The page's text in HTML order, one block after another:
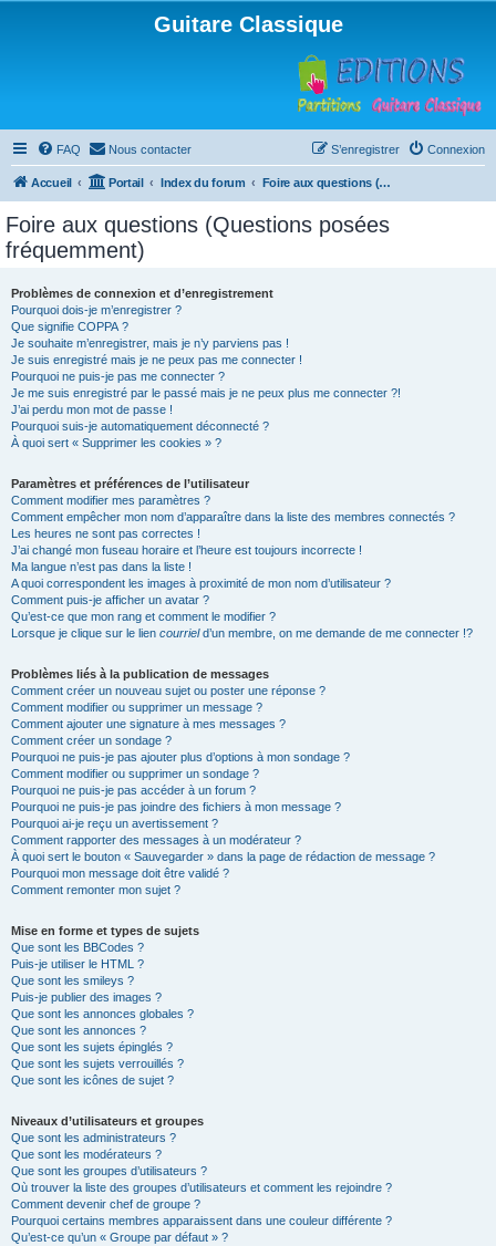
Guitare Classique
FAQ Nous contacter Connexion
S’enregistrer
Accueil Portail Index du forum Foire aux questions (Questions posées fréquemment)
Foire aux questions (Questions posées
fréquemment)
Problèmes de connexion et d’enregistrement
Pourquoi dois-je m’enregistrer ?
Que signifie COPPA ?
Je souhaite m’enregistrer, mais je n’y parviens pas !
Je suis enregistré mais je ne peux pas me connecter !
Pourquoi ne puis-je pas me connecter ?
Je me suis enregistré par le passé mais je ne peux plus me connecter ?!
J’ai perdu mon mot de passe !
Pourquoi suis-je automatiquement déconnecté ?
À quoi sert « Supprimer les cookies » ?
Paramètres et préférences de l’utilisateur
Comment modifier mes paramètres ?
Comment empêcher mon nom d’apparaître dans la liste des membres connectés ?
Les heures ne sont pas correctes !
J’ai changé mon fuseau horaire et l’heure est toujours incorrecte !
Ma langue n’est pas dans la liste !
A quoi correspondent les images à proximité de mon nom d’utilisateur ?
Comment puis-je afficher un avatar ?
Qu’est-ce que mon rang et comment le modifier ?
Lorsque je clique sur le lien courrield’un membre, on me demande de me connecter !?
Problèmes liés à la publication de messages
Comment créer un nouveau sujet ou poster une réponse ?
Comment modifier ou supprimer un message ?
Comment ajouter une signature à mes messages ?
Comment créer un sondage ?
Pourquoi ne puis-je pas ajouter plus d’options à mon sondage ?
Comment modifier ou supprimer un sondage ?
Pourquoi ne puis-je pas accéder à un forum ?
Pourquoi ne puis-je pas joindre des fichiers à mon message ?
Pourquoi ai-je reçu un avertissement ?
Comment rapporter des messages à un modérateur ?
À quoi sert le bouton « Sauvegarder » dans la page de rédaction de message ?
Pourquoi mon message doit être validé ?
Comment remonter mon sujet ?
Mise en forme et types de sujets
Que sont les BBCodes ?
Puis-je utiliser le HTML ?
Que sont les smileys ?
Puis-je publier des images ?
Que sont les annonces globales ?
Que sont les annonces ?
Que sont les sujets épinglés ?
Que sont les sujets verrouillés ?
Que sont les icônes de sujet ?
Niveaux d’utilisateurs et groupes
Que sont les administrateurs ?
Que sont les modérateurs ?
Que sont les groupes d’utilisateurs ?
Où trouver la liste des groupes d’utilisateurs et comment les rejoindre ?
Comment devenir chef de groupe ?
Pourquoi certains membres apparaissent dans une couleur différente ?
Qu’est-ce qu’un « Groupe par défaut » ?